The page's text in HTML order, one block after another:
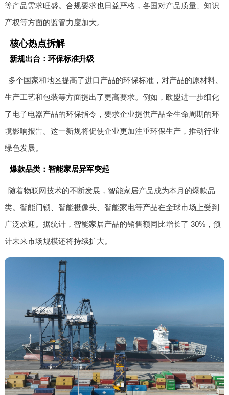
等产品需求旺盛。合规要求也日益严格，各国对产品质量、知识
产权等方面的监管力度加大。
核心热点拆解
新规出台：环保标准升级
多个国家和地区提高了进口产品的环保标准，对产品的原材料、
生产工艺和包装等方面提出了更高要求。例如，欧盟进一步细化
了电子电器产品的环保指令，要求企业提供产品全生命周期的环
境影响报告。这一新规将促使企业更加注重环保生产，推动行业
绿色发展。
爆款品类：智能家居异军突起
随着物联网技术的不断发展，智能家居产品成为本月的爆款品
类。智能门锁、智能摄像头、智能家电等产品在全球市场上受到
广泛欢迎。据统计，智能家居产品的销售额同比增长了 30%，预
计未来市场规模还将持续扩大。